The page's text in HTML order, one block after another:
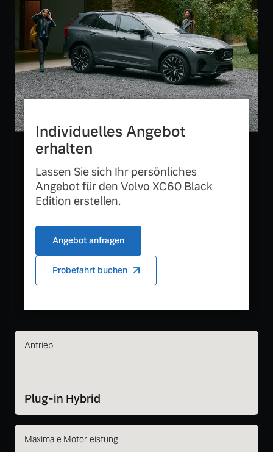
Individuelles Angebot
erhalten
Lassen Sie sich Ihr persönliches
Angebot für den Volvo XC60 Black
Edition erstellen.
Angebot anfragen
Probefahrt buchen
Antrieb
Plug-in Hybrid
Maximale Motorleistung